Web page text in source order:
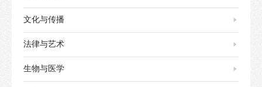
文化与传播
法律与艺术
生物与医学